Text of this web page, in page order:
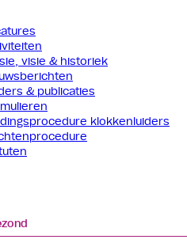
visie & historiek
& publicaties
klokkenluiders